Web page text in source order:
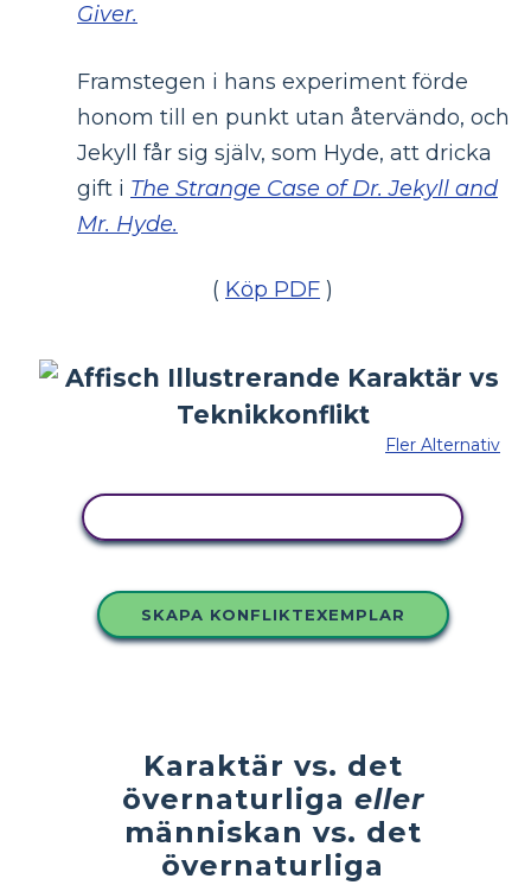
Giver.
Framstegen i hans experiment förde
honom till en punkt utan återvändo, och
Jekyll får sig själv, som Hyde, att dricka
gift i The Strange Case of Dr. Jekyll and
Mr. Hyde.
( Köp PDF )
Fler Alternativ
SKAPA KONFLIKTEXEMPLAR
Karaktär vs. det
övernaturliga eller
människan vs. det
övernaturliga